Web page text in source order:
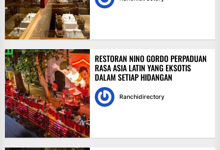
RESTORAN NINO GORDO PERPADUAN
RASA ASIA LATIN YANG EKSOTIS
DALAM SETIAP HIDANGAN
Ranchidirectory